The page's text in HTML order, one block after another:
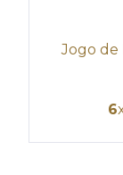
Jogo de
6